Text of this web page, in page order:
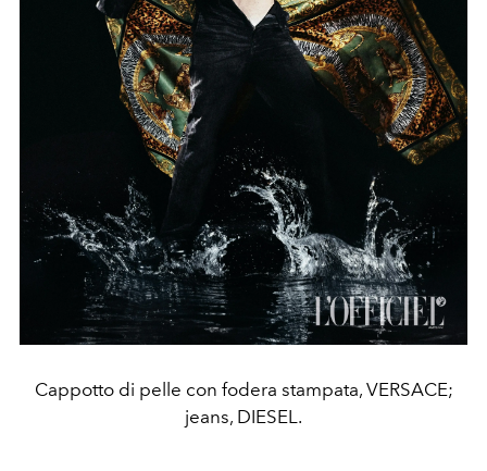
Cappotto di pelle con fodera stampata, VERSACE;
jeans, DIESEL.